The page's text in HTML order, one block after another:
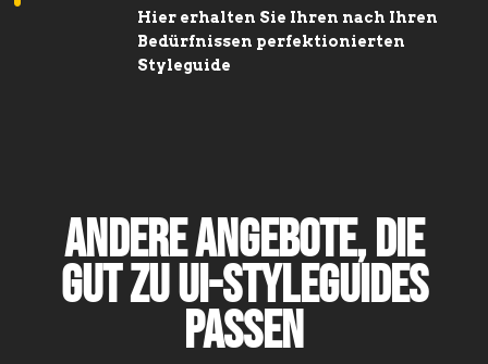
Hier erhalten Sie Ihren nach Ihren
Bedürfnissen perfektionierten
Styleguide
Andere Angebote, die
gut zu UI-Styleguides
passen